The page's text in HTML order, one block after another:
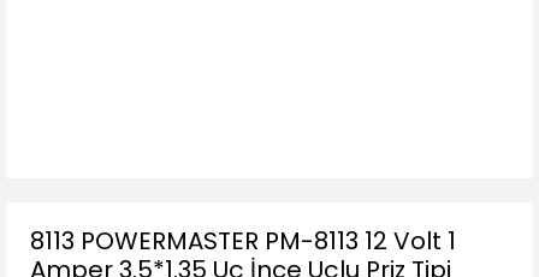
8113 POWERMASTER PM-8113 12 Volt 1
Amper 3.5*1.35 Uç İnce Uçlu Priz Tipi